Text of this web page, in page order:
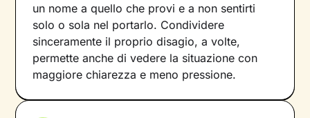
un nome a quello che provi e a non sentirti
solo o sola nel portarlo. Condividere
sinceramente il proprio disagio, a volte,
permette anche di vedere la situazione con
maggiore chiarezza e meno pressione.